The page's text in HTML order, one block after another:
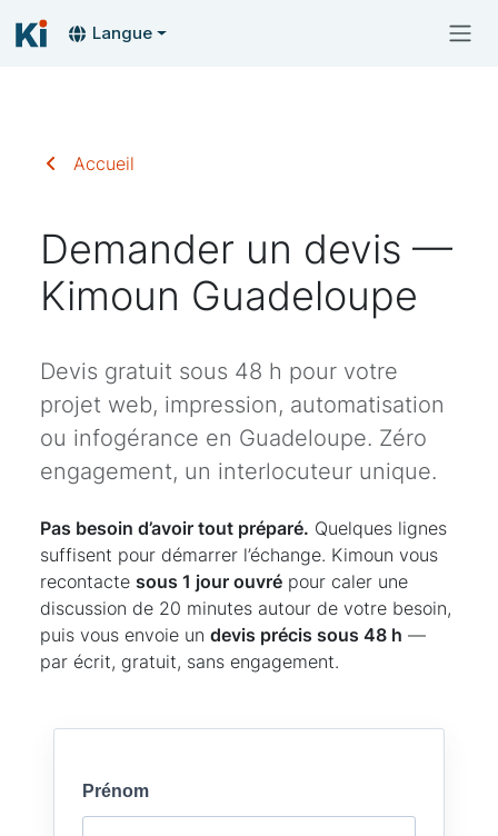
Langue
Accueil
Demander un devis —
Kimoun Guadeloupe
Devis gratuit sous 48 h pour votre
projet web, impression, automatisation
ou infogérance en Guadeloupe. Zéro
engagement, un interlocuteur unique.
Pas besoin d’avoir tout préparé. Quelques lignes
suffisent pour démarrer l’échange. Kimoun vous
recontacte sous 1 jour ouvré pour caler une
discussion de 20 minutes autour de votre besoin,
puis vous envoie un devis précis sous 48 h —
par écrit, gratuit, sans engagement.
Prénom